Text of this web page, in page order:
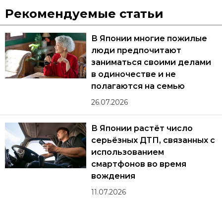
Рекомендуемые статьи
В Японии многие пожилые
люди предпочитают
заниматься своими делами
в одиночестве и не
полагаются на семью
26.07.2026
В Японии растёт число
серьёзных ДТП, связанных с
использованием
смартфонов во время
вождения
11.07.2026